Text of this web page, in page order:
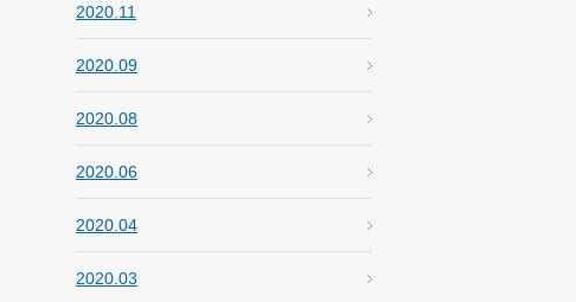
2020.11
2020.09
2020.08
2020.06
2020.04
2020.03